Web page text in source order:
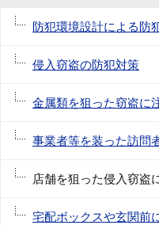
防犯環境設計による防
侵入窃盗の防犯対策
金属類を狙った窃盗に
事業者等を装った訪問
店舗を狙った侵入窃盗
宅配ボックスや玄関前